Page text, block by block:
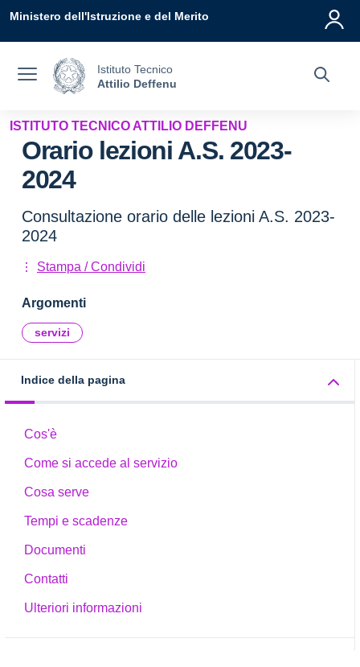
Ministero dell'Istruzione e del Merito
Istituto Tecnico
Attilio Deffenu
ISTITUTO TECNICO ATTILIO DEFFENU
Orario lezioni A.S. 2023-
2024
Consultazione orario delle lezioni A.S. 2023-
2024
Stampa / Condividi
Argomenti
servizi
Indice della pagina
Cos'è
Come si accede al servizio
Cosa serve
Tempi e scadenze
Documenti
Contatti
Ulteriori informazioni